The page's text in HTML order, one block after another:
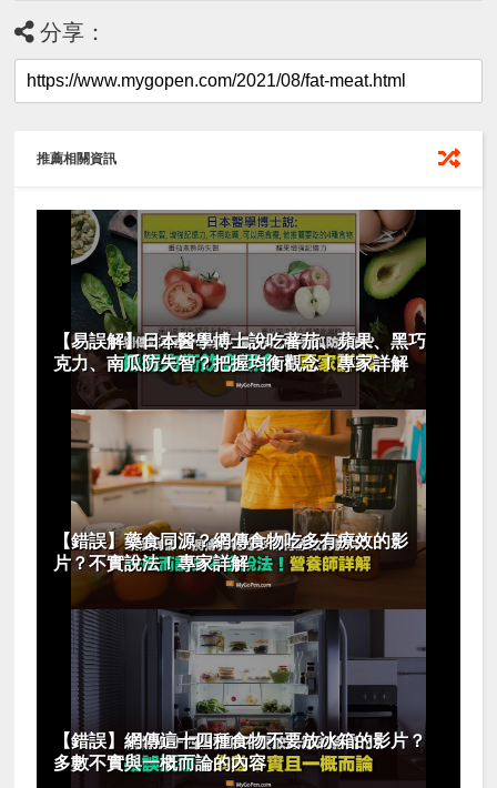
分享：
推薦相關資訊
【易誤解】日本醫學博士說吃蕃茄、蘋果、黑巧
克力、南瓜防失智？把握均衡觀念！專家詳解
【錯誤】藥食同源？網傳食物吃多有療效的影
片？不實說法！專家詳解
【錯誤】網傳這十四種食物不要放冰箱的影片？
多數不實與一概而論的內容